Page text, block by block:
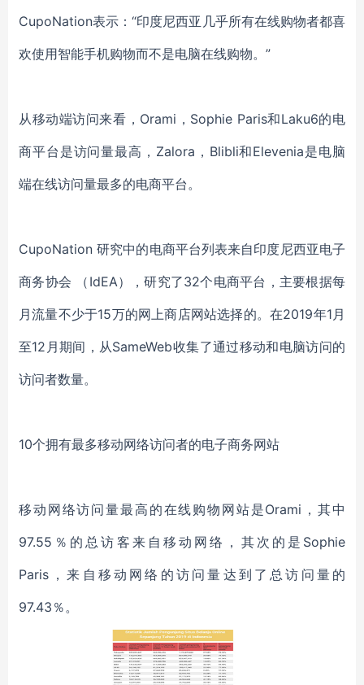
CupoNation表示：“印度尼西亚几乎所有在线购物者都喜
欢使用智能手机购物而不是电脑在线购物。”
从移动端访问来看，Orami，Sophie Paris和Laku6的电
商平台是访问量最高，Zalora，Blibli和Elevenia是电脑
端在线访问量最多的电商平台。
CupoNation 研究中的电商平台列表来自印度尼西亚电子
商务协会 （IdEA），研究了32个电商平台，主要根据每
月流量不少于15万的网上商店网站选择的。在2019年1月
至12月期间，从SameWeb收集了通过移动和电脑访问的
访问者数量。
10个拥有最多移动网络访问者的电子商务网站
移动网络访问量最高的在线购物网站是Orami，其中
97.55％的总访客来自移动网络，其次的是Sophie
Paris，来自移动网络的访问量达到了总访问量的
97.43％。